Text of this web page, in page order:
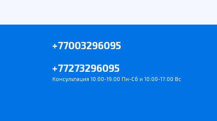
+77003296095
+77273296095
Консультация 10:00-19:00 Пн-Сб и 10:00-17:00 Вс